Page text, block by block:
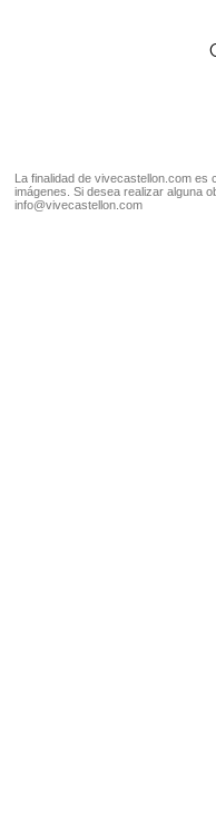
La finalidad de vivecastellon.com
imágenes. Si desea realizar alguna
info@vivecastellon.com